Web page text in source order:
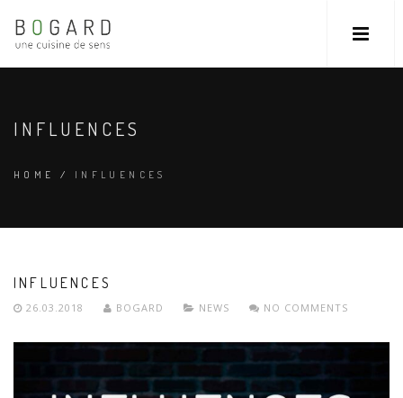
INFLUENCES
HOME / INFLUENCES
INFLUENCES
26.03.2018 BOGARD NEWS NO COMMENTS